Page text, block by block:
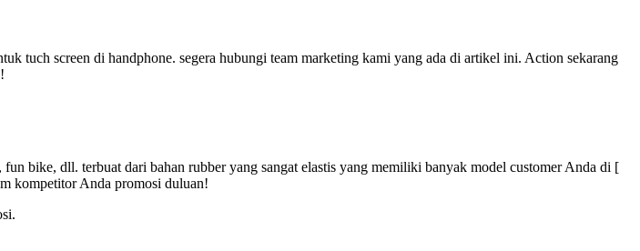
tuch screen di handphone. segera hubungi team marketing kami yang ada di artikel ini. Action sekarang
bike, dll. terbuat dari bahan rubber yang sangat elastis yang memiliki banyak model customer Anda di [
kompetitor Anda promosi duluan!